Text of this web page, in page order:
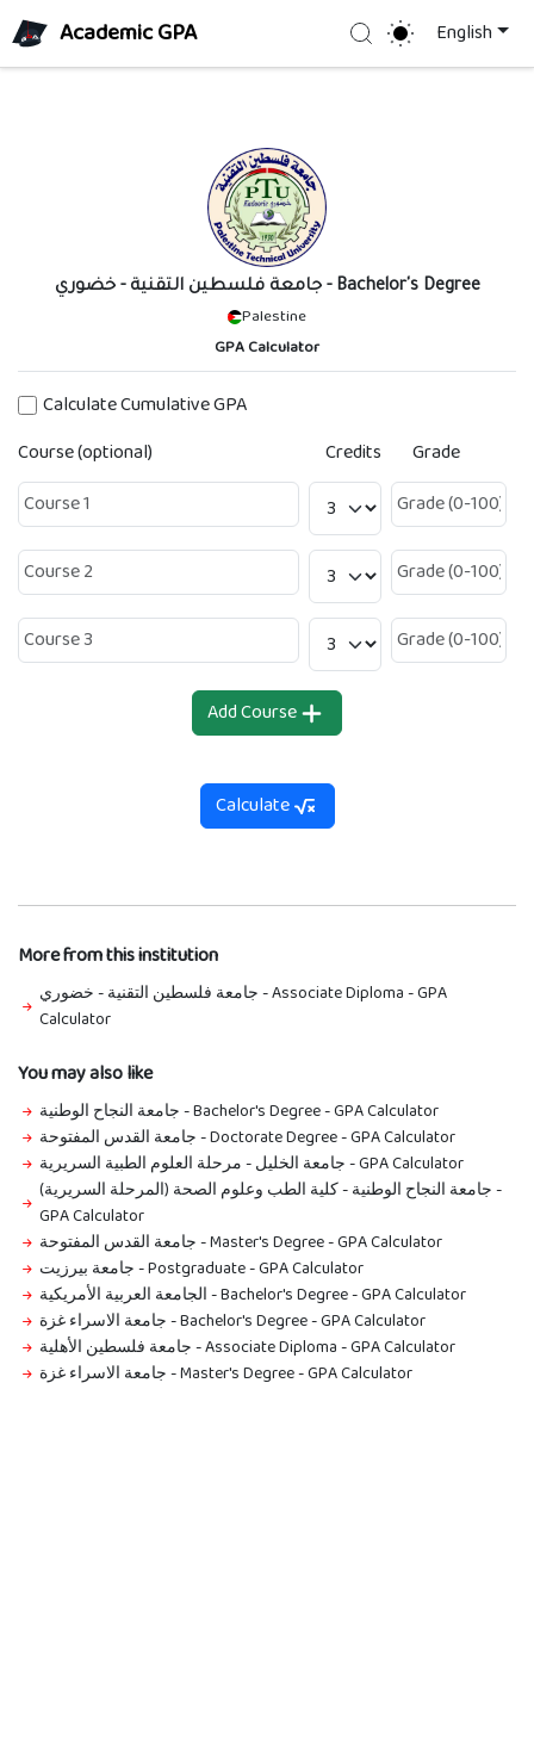
Academic GPA Search English
جامعة فلسطين التقنية - خضوري- Bachelor's Degree
Palestine
GPA Calculator
Calculate Cumulative GPA
Course (optional)
Credits Grade
Add Course
Calculate
More from this institution
جامعة فلسطين التقنية - خضوري - Associate Diploma-GPA
Calculator
You may also like
جامعة النجاح الوطنية - Bachelor's Degree-GPA Calculator
جامعة القدس المفتوحة - Doctorate Degree-GPA Calculator
جامعة الخليل - مرحلة العلوم الطبية السريرية-GPA Calculator
جامعة النجاح الوطنية - كلية الطب وعلوم الصحة (المرحلة السريرية)-
GPA Calculator
جامعة القدس المفتوحة - Master's Degree-GPA Calculator
جامعة بيرزيت - Postgraduate-GPA Calculator
الجامعة العربية الأمريكية - Bachelor's Degree-GPA Calculator
جامعة الاسراء غزة - Bachelor's Degree-GPA Calculator
جامعة فلسطين الأهلية - Associate Diploma-GPA Calculator
جامعة الاسراء غزة - Master's Degree-GPA Calculator